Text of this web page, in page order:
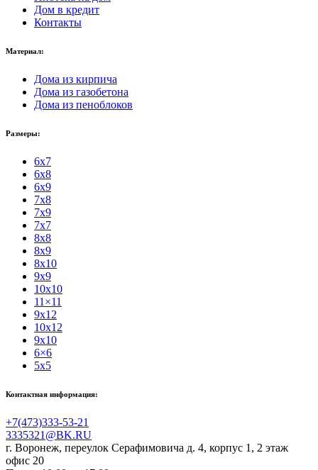
Дом в кредит
Контакты
Материал:
Дома из кирпича
Дома из газобетона
Дома из пеноблоков
Размеры:
6x7
6x8
6x9
7x8
7x9
7x7
8x8
8x9
8x10
9x9
10x10
11×11
9x12
10x12
9x10
6×6
5x5
Контактная информация:
+7(473)333-53-21
3335321@BK.RU
г. Воронеж, переулок Серафимовича д. 4, корпус 1, 2 этаж
офис 20